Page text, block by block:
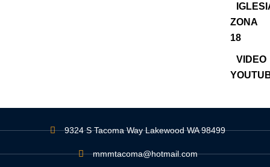
ZONA
18
VIDEO
9324 S Tacoma Way Lakewood WA 98499
mmmtacoma@hotmail.com